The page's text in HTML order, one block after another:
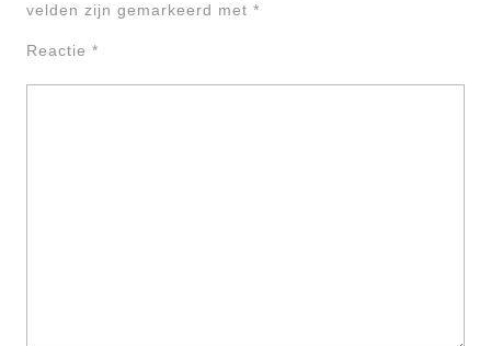
velden zijn gemarkeerd met *
Reactie *